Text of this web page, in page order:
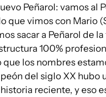
Peñarol: vamos al
que vimos con Mario
sacar a Peñarol de
100%
los nombres
del siglo XX hubo
reciente, y eso